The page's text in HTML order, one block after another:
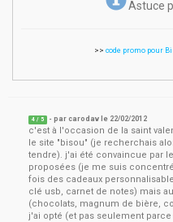
Astuce
>> code promo pour
4 / 5 - parcarodav le 22/02/2012
c'est à l'occasion de la saint
le site "bisou" (je recherchais
tendre). j'ai été convaincue par
proposées (je me suis
fois des cadeaux
clé usb, carnet de notes) mais
(chocolats, magnum de bière,
j'ai opté (et pas seulement